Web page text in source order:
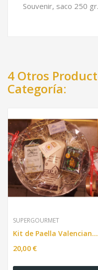
Souvenir, saco 250 gr.
4 Otros
Categoría:
SUPERGOURMET
Kit de Paella Valenciana + Receta + Paella para...
20,00 €